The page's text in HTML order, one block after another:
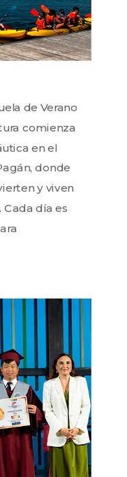
de Verano
comienza
en el
donde
y viven
día es